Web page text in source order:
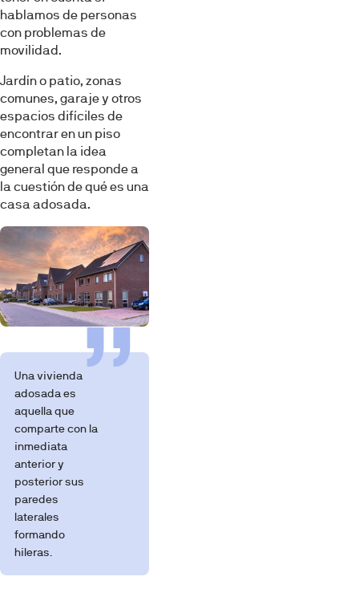
hablamos de personas
con problemas de
movilidad.
Jardín o patio, zonas
comunes, garaje y otros
espacios difíciles de
encontrar en un piso
completan la idea
general que responde a
la cuestión de qué es una
casa adosada.
Una vivienda
adosada es
aquella que
comparte con la
inmediata
anterior y
posterior sus
paredes
laterales
formando
hileras.